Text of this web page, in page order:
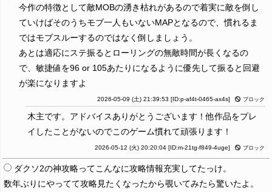
今作の特徴として敵MOBの湧き枯れがあるので着実に敵を倒し
ていけばそのうちモブ一人もいないMAPとなるので、慣れるま
ではモブスルーするのではなく倒しましょう。
あとは適応にステ振るとローリングの無敵時間が長くなるの
で、敏捷値を96 or 105あたりになるように優先して振ると回避
が楽になりますよ
2026-05-09 (土) 21:39:53 [ID:p-af4t-0465-ax4s] ブロック
木主です。アドバイスありがとうございます！他作品をプレ
イしたことがないのでこのゲーム慣れて頑張ります！
2026-05-12 (火) 20:20:04 [ID:m-21tg-f849-4uge] ブロック
ダクソ2の神攻略ってこんなに攻略情報充実してたっけ。
数年ぶりにやってて攻略見たくなったから覗いてみたら驚いたよ。